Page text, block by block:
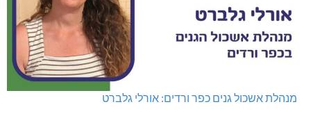
מנהלת אשכול גנים כפר ורדים: אורלי גלברט